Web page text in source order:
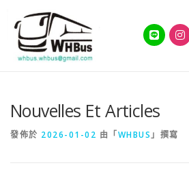
Nouvelles Et Articles
發佈於 2026-01-02 由「WHBUS」撰寫